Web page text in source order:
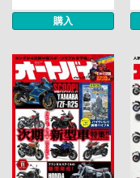
購入